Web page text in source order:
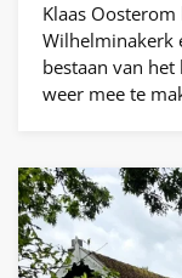
Klaas
Wilhelminakerk
bestaan van
weer mee te